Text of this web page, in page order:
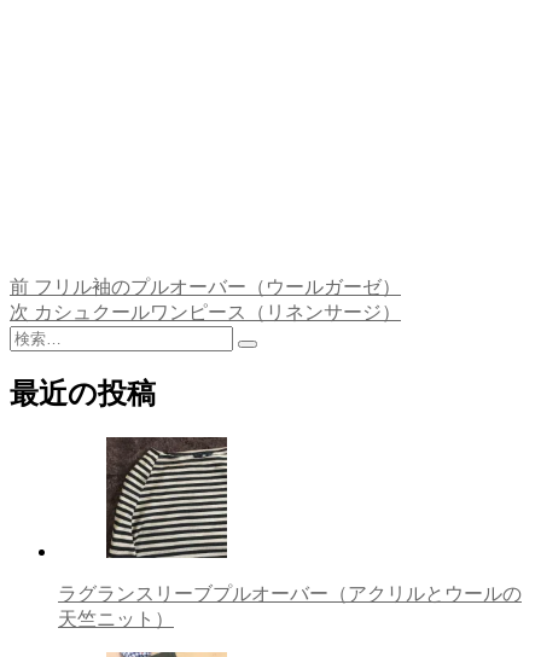
投
稿
ビ
前 前
の
投
フリル袖のプルオーバー（ウールガーゼ）
次 次
の
稿:
カシュクールワンピース（リネンサージ）
検
検
最近の投稿
ラグランスリーブプルオーバー（アクリルとウールの
天竺ニット）